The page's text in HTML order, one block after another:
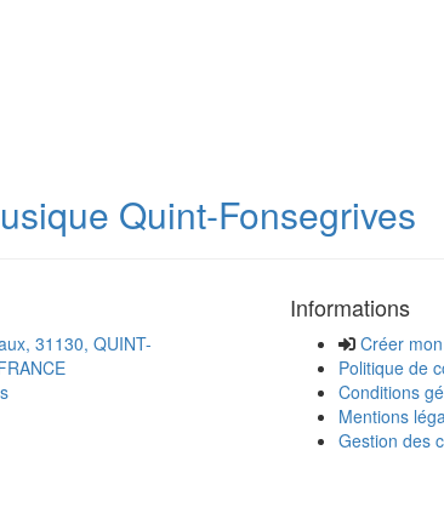
Quint-Fonsegrives
31130, QUINT-
Informations
Créer
Politique de
Conditions
Mentions
Gestion des